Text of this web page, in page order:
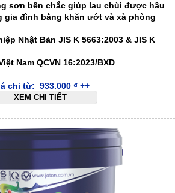
sơn bền chắc giúp lau chùi được hầu
gia đình bằng khăn ướt và xà phòng
Nhật Bản JIS K 5663:2003 & JIS K
Nam QCVN 16:2023/BXD
chỉ từ: 933.000 ₫++
XEM CHI TIẾT